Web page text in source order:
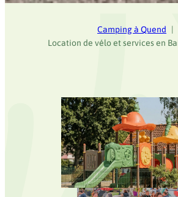
Camping à Quend
Location de vélo et services en